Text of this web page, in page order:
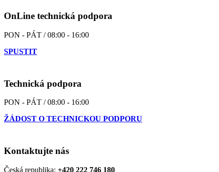
OnLine technická podpora
PON - PÁT / 08:00 - 16:00
SPUSTIT
Technická podpora
PON - PÁT / 08:00 - 16:00
ŽÁDOST O TECHNICKOU PODPORU
Kontaktujte nás
Česká republika: +420 222 746 180